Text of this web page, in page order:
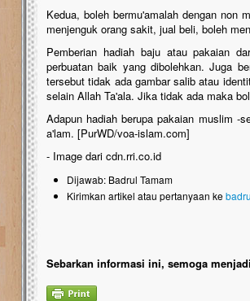
Kedua, boleh bermu'amalah dengan non
menjenguk orang sakit, jual beli, boleh
Pemberian hadiah baju atau pakaian
perbuatan baik yang dibolehkan. Juga
tersebut tidak ada gambar salib atau
selain Allah Ta'ala. Jika tidak ada maka
Adapun hadiah berupa pakaian muslim -
a'lam. [PurWD/voa-islam.com]
- Image dari cdn.rri.co.id
Dijawab: Badrul Tamam
Kirimkan artikel atau pertanyaan ke
Sebarkan informasi ini, semoga